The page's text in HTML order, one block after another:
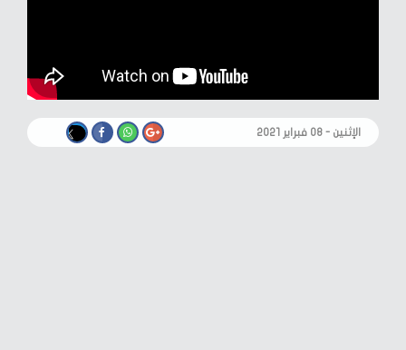
الإثنين - ٠٨ فبراير ٢٠٢١